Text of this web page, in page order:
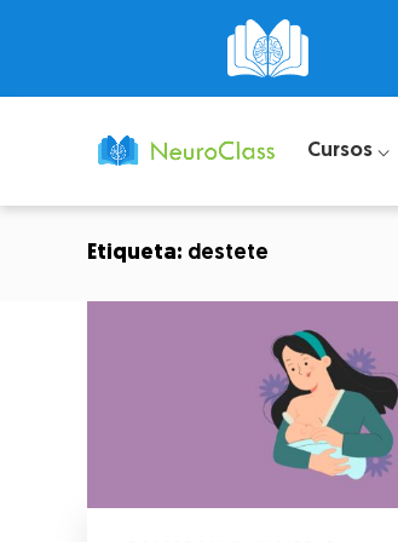
Cursos ⌵
Etiqueta: destete